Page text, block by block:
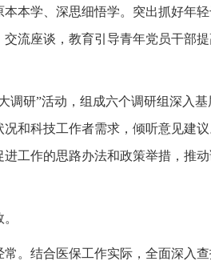
本学、深思细悟学。突出抓好年
流座谈，教育引导青年党员干部
调研”活动，组成六个调研组深入
和科技工作者需求，倾听意见建
工作的思路办法和政策举措，推
。结合医保工作实际，全面深入